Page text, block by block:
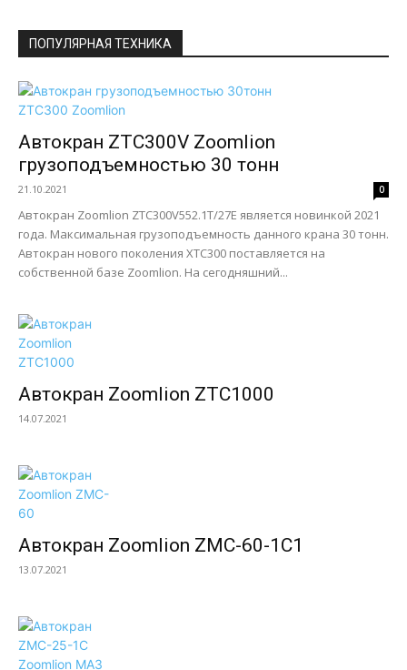
ПОПУЛЯРНАЯ ТЕХНИКА
Автокран ZTC300V Zoomlion
грузоподъемностью 30 тонн
21.10.2021 0
Автокран Zoomlion ZTC300V552.1T/27E является новинкой 2021
года. Максимальная грузоподъемность данного крана 30 тонн.
Автокран нового поколения XTC300 поставляется на
собственной базе Zoomlion. На сегодняшний...
Автокран Zoomlion ZTC1000
14.07.2021
Автокран Zoomlion ZMC-60-1C1
13.07.2021